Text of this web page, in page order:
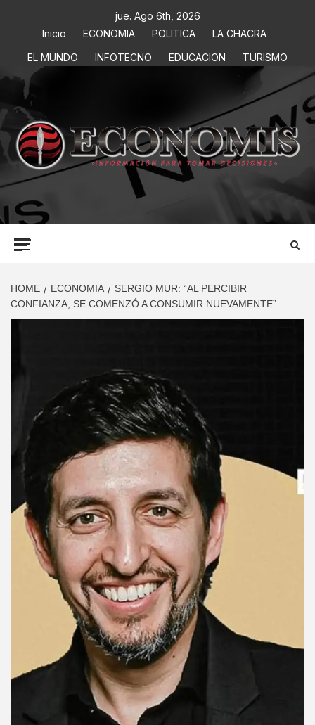
jue. Ago 6th, 2026
Inicio
ECONOMIA POLITICA
LA CHACRA
EL MUNDO
INFOTECNO EDUCACION TURISMO
ECONOMIS
INFORMACIÓN PARA TOMAR DECISIONES
HOME ECONOMIA
SERGIO MUR: “AL PERCIBIR
CONFIANZA, SE COMENZÓ A CONSUMIR NUEVAMENTE”